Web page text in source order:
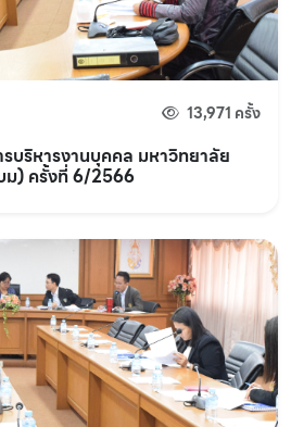
13,971 ครั้ง
บริหารงานบุคคล มหาวิทยาลัย
ม) ครั้งที่ 6/2566